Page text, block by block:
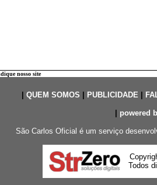
nosso site
QUEM SOMOS PUBLICIDADE|
powered
São Carlos Oficial é um serviço
Todos